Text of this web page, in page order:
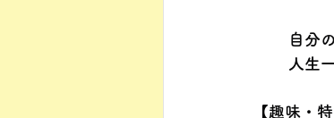
自分
人生
【趣味・特